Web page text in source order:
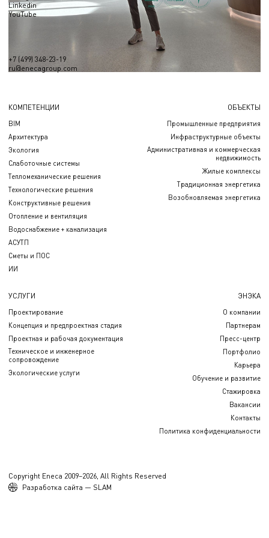
Linkedin
YouTube
+7 (499) 348-23-19
ru@enecagroup.com
КОМПЕТЕНЦИИ
BIM
Архитектура
Экология
Слаботочные системы
Тепломеханические решения
Технологические решения
Конструктивные решения
Отопление и вентиляция
Водоснабжение + канализация
АСУТП
Сметы и ПОС
ИИ
ОБЪЕКТЫ
Промышленные предприятия
Инфраструктурные объекты
Административная и коммерческая
недвижимость
Жилые комплексы
Традиционная энергетика
Возобновляемая энергетика
УСЛУГИ
Проектирование
Концепция и предпроектная стадия
Проектная и рабочая документация
Техническое и инженерное
сопровождение
Экологические услуги
ЭНЭКА
О компании
Партнерам
Пресс-центр
Портфолио
Карьера
Обучение и развитие
Стажировка
Вакансии
Контакты
Политика конфиденциальности
Copyright Eneca 2009–2026, All Rights Reserved
Разработка сайта — SLAM